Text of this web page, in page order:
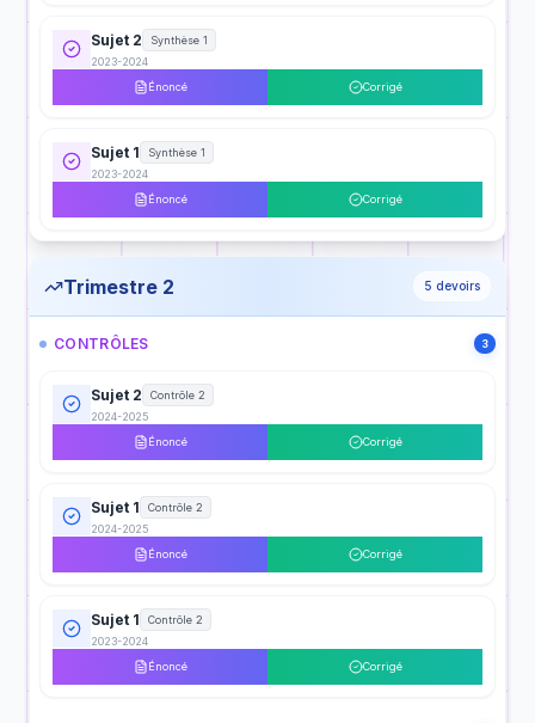
Sujet 2
Synthèse 1
2023-2024
Énoncé
Corrigé
Sujet 1
Synthèse 1
2023-2024
Énoncé
Corrigé
Trimestre 2 5 devoirs
CONTRÔLES 3
Sujet 2
Contrôle 2
2024-2025
Énoncé
Corrigé
Sujet 1
Contrôle 2
2024-2025
Énoncé
Corrigé
Sujet 1
Contrôle 2
2023-2024
Énoncé
Corrigé